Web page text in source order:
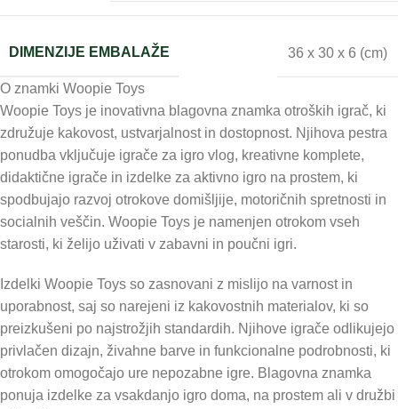
DIMENZIJE EMBALAŽE 36 x 30 x 6 (cm)
O znamki Woopie Toys
Woopie Toys je inovativna blagovna znamka otroških igrač, ki
združuje kakovost, ustvarjalnost in dostopnost. Njihova pestra
ponudba vključuje igrače za igro vlog, kreativne komplete,
didaktične igrače in izdelke za aktivno igro na prostem, ki
spodbujajo razvoj otrokove domišljije, motoričnih spretnosti in
socialnih veščin. Woopie Toys je namenjen otrokom vseh
starosti, ki želijo uživati v zabavni in poučni igri.
Izdelki Woopie Toys so zasnovani z mislijo na varnost in
uporabnost, saj so narejeni iz kakovostnih materialov, ki so
preizkušeni po najstrožjih standardih. Njihove igrače odlikujejo
privlačen dizajn, živahne barve in funkcionalne podrobnosti, ki
otrokom omogočajo ure nepozabne igre. Blagovna znamka
ponuja izdelke za vsakdanjo igro doma, na prostem ali v družbi